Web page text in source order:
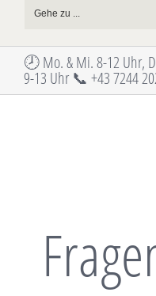
Gehe zu ...
🕗 Mo. & Mi. 8-12 Uhr,
9-13 Uhr 📞 +43 7244